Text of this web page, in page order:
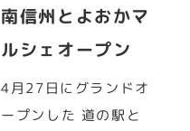
南信州とよおかマ
ルシェオープン
4月27日にグランドオ
ープンした 道の駅と